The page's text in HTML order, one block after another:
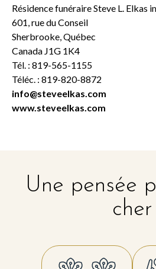
Résidence funéraire Steve L. Elkas
601, rue du Conseil
Sherbrooke, Québec
Canada J1G 1K4
Tél. : 819-565-1155
Téléc. : 819-820-8872
info@steveelkas.com
www.steveelkas.com
Une pensée
cher